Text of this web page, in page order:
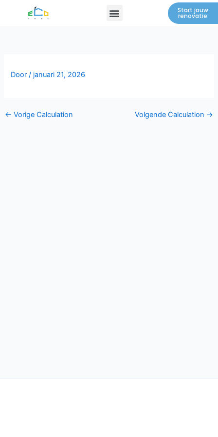
Menu Start jouw
renovatie
Door/ januari 21, 2026
← Vorige Calculation Volgende Calculation →